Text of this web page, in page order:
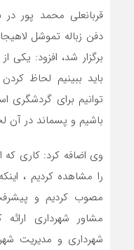
قربانعلی محمد پور
دفن زباله تموشل
برگزار شد، افزود: یکی
باید ببینیم لحاظ
توانیم برای گردشگری
باشیم و پسماند در آن
وی اضافه کرد: کاری که
را مشاهده کردیم ،
مصوب کردیم و
مشاور شهرداری
شهرداری و مدیریت